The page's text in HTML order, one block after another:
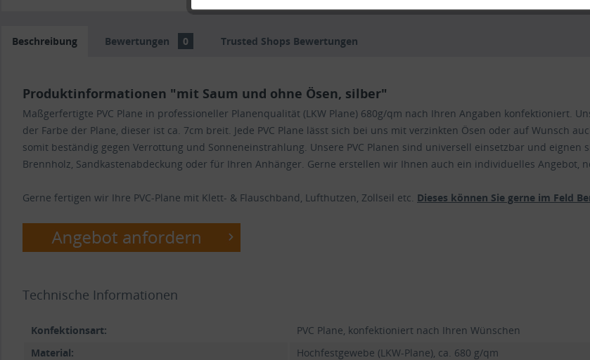
Beschreibung Bewertungen 0 Trusted Shops Bewertungen
Produktinformationen "mit Saum und ohne Ösen, silber"
Maßgerfertigte PVC Plane in professioneller Planenqualität (LKW Plane) 680g/qm nach Ihren Angaben konfektioniert.
der Farbe der Plane, dieser ist ca. 7cm breit. Jede PVC Plane lässt sich bei uns mit verzinkten Ösen oder auf Wunsch
somit beständig gegen Verrottung und Sonneneinstrahlung. Unsere PVC Planen sind universell einsetzbar und
Brennholz, Sandkastenabdeckung oder für Ihren Anhänger. Gerne erstellen wir Ihnen auch ein individuelles Angebot,
Gerne fertigen wir Ihre PVC-Plane mit Klett- & Flauschband, Lufthutzen, Zollseil etc. Dieses können Sie gerne im Feld
Technische Informationen
Konfektionsart:
PVC Plane, konfektioniert nach Ihren Wünschen
Material:
Hochfestgewebe (LKW-Plane), ca. 680 g/qm